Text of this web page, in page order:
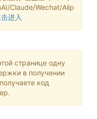
Claude/Wechat/Alip
击进入
странице одну
в получении
код